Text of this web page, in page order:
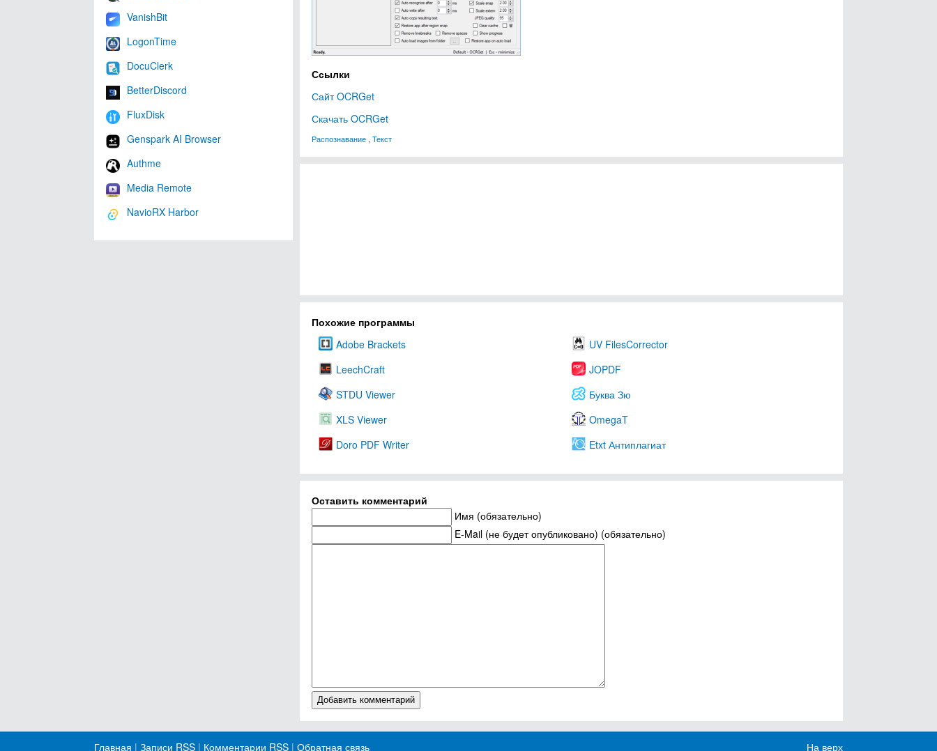
VanishBit
LogonTime
DocuClerk
BetterDiscord
FluxDisk
Genspark AI Browser
Authme
Media Remote
NavioRX Harbor
Ссылки
Сайт OCRGet
Скачать OCRGet
Распознавание , Текст
Похожие программы
Adobe Brackets
UV FilesCorrector
LeechCraft
JOPDF
STDU Viewer
Буква Зю
XLS Viewer
OmegaT
Doro PDF Writer
Etxt Антиплагиат
Оставить комментарий
Имя (обязательно)
E-Mail (не будет опубликовано) (обязательно)
Главная | Записи RSS | Комментарии RSS | Обратная связь На верх